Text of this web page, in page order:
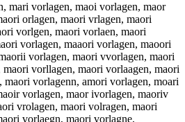
mari vorlagen, maoi vorlagen, maor
orlagen, maori vrlagen, maori
vorlgen, maori vorlaen, maori
vorlagen, maaori vorlagen, maoori
vorlagen, maori vvorlagen, maori
vorllagen, maori vorlaagen, maori
maori vorlagenn, amori vorlagen, moari
vorlagen, maor ivorlagen, maoriv
vrolagen, maori volragen, maori
vorlaegn, maori vorlagne,